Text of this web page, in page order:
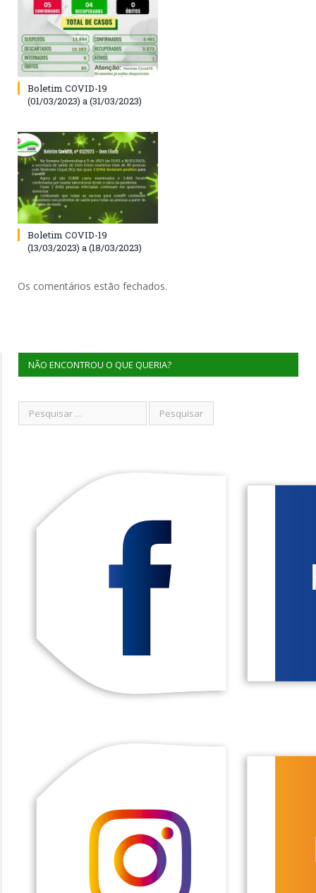
Boletim COVID-19
(01/03/2023) a (31/03/2023)
Boletim COVID-19
(13/03/2023) a (18/03/2023)
Os comentários estão fechados.
NÃO ENCONTROU O QUE QUERIA?